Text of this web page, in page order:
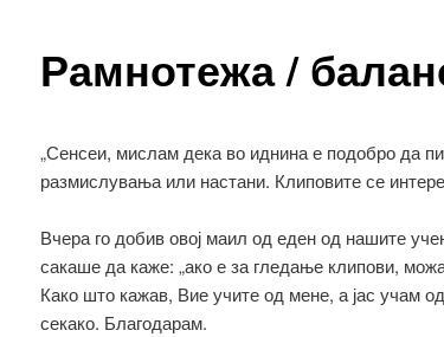
Рамнотежа /
„Сенсеи, мислам дека во иднина е подобро да
размислувања или настани. Клиповите се
Вчера го добив овој маил од еден од нашите
сакаше да каже: „ако е за гледање клипови,
Како што кажав, Вие учите од мене, а јас учам
секако. Благодарам.